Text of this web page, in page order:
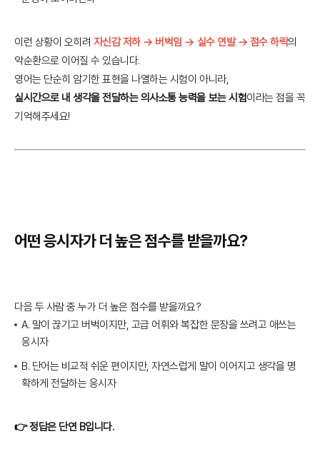
이런 상황이 오히려 자신감 저하 → 버벅임 → 실수 연발 → 점수 하락의
악순환으로 이어질 수 있습니다.
영어는 단순히 암기한 표현을 나열하는 시험이 아니라,
실시간으로 내 생각을 전달하는 의사소통 능력을 보는 시험이라는 점을 꼭
기억해주세요!
어떤 응시자가 더 높은 점수를 받을까요?
다음 두 사람 중 누가 더 높은 점수를 받을까요?
A. 말이 끊기고 버벅이지만, 고급 어휘와 복잡한 문장을 쓰려고 애쓰는
응시자
B. 단어는 비교적 쉬운 편이지만, 자연스럽게 말이 이어지고 생각을 명
확하게 전달하는 응시자
👉 정답은 단연 B입니다.